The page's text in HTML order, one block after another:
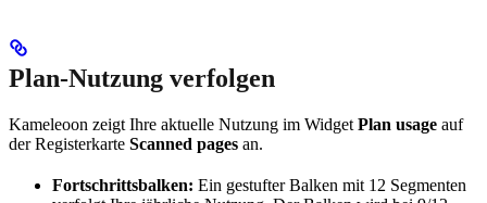
Plan-Nutzung verfolgen
Kameleoon zeigt Ihre aktuelle Nutzung im WidgetPlan usage auf
der Registerkarte Scanned pages an.
Fortschrittsbalken: Ein gestufter Balken mit 12 Segmenten